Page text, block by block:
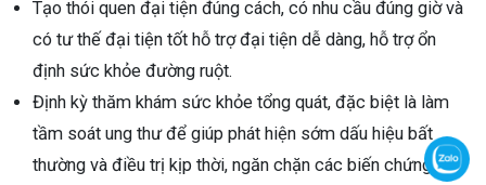
Tạo thói quen đại tiện đúng cách, có nhu cầu đúng giờ và
có tư thế đại tiện tốt hỗ trợ đại tiện dễ dàng, hỗ trợ ổn
định sức khỏe đường ruột.
Định kỳ thăm khám sức khỏe tổng quát, đặc biệt là làm
tầm soát ung thư để giúp phát hiện sớm dấu hiệu bất
thường và điều trị kịp thời, ngăn chặn các biến chứng khó